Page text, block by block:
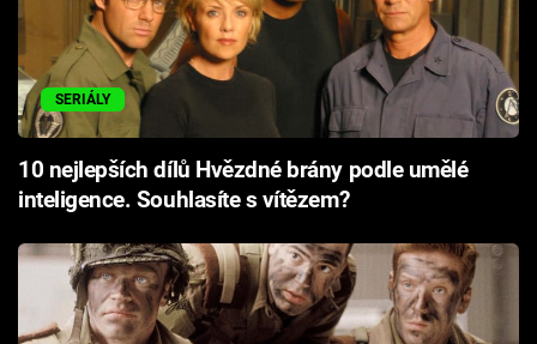
SERIÁLY
10 nejlepších dílů Hvězdné brány podle umělé
inteligence. Souhlasíte s vítězem?